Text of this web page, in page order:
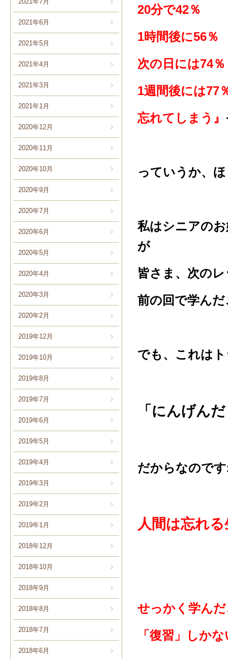
2021年6月
2021年5月
2021年4月
2021年3月
2021年1月
2020年12月
2020年11月
2020年10月
2020年9月
2020年7月
2020年6月
2020年5月
2020年4月
2020年3月
2020年2月
2019年12月
2019年10月
2019年8月
2019年7月
2019年6月
2019年5月
2019年4月
2019年3月
2019年2月
2019年1月
2018年12月
2018年10月
2018年9月
2018年8月
2018年7月
2018年6月
20分で42％
1時間後に56％
次の日には74％
1週間後には77
忘れてしまう』
っていうか、
私はシニアの
が
皆さま、次の
前の回で学ん
でも、これは
「にんげん
だからなので
人間は忘れ
せっかく学ん
「復習」しか